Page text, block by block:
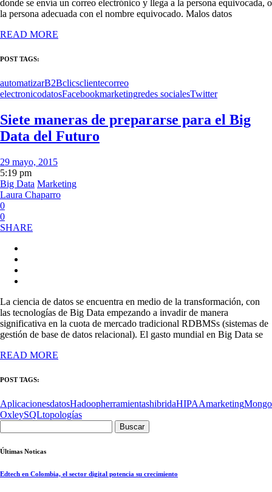
donde se envía un correo electrónico y llega a la persona equivocada, o
la persona adecuada con el nombre equivocado. Malos datos
READ MORE
POST TAGS:
automatizarB2Bclicsclientecorreo
electronicodatosFacebookmarketingredes socialesTwitter
Siete maneras de prepararse para el Big
Data del Futuro
29 mayo, 2015
5:19 pm
Big Data Marketing
Laura Chaparro
0
0
SHARE
La ciencia de datos se encuentra en medio de la transformación, con
las tecnologías de Big Data empezando a invadir de manera
significativa en la cuota de mercado tradicional RDBMSs (sistemas de
gestión de base de datos relacional). El gasto mundial en Big Data se
READ MORE
POST TAGS:
AplicacionesdatosHadoopherramientashibridaHIPAAmarketing
OxleySQLtopologías
Últimas Noticas
Edtech en Colombia, el sector digital potencia su crecimiento